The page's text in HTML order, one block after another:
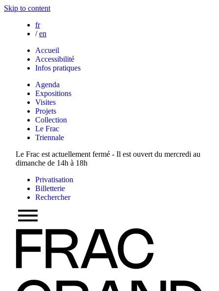
Skip to content
fr
/ en
Accueil
Accessibilité
Infos pratiques
Agenda
Expositions
Visites
Projets
Collection
Le Frac
Triennale
Le Frac est actuellement fermé - Il est ouvert du mercredi au
dimanche de 14h à 18h
Privatisation
Billetterie
Rechercher